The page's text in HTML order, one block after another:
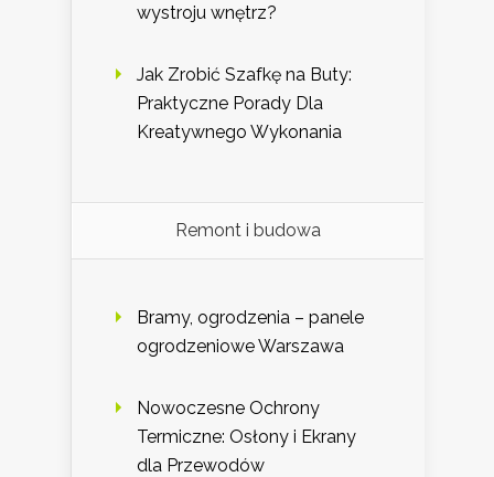
wystroju wnętrz?
Jak Zrobić Szafkę na Buty:
Praktyczne Porady Dla
Kreatywnego Wykonania
Remont i budowa
Bramy, ogrodzenia – panele
ogrodzeniowe Warszawa
Nowoczesne Ochrony
Termiczne: Osłony i Ekrany
dla Przewodów